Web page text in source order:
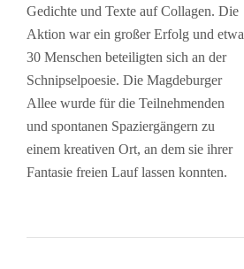
Gedichte und Texte auf Collagen. Die
Aktion war ein großer Erfolg und etwa
30 Menschen beteiligten sich an der
Schnipselpoesie. Die Magdeburger
Allee wurde für die Teilnehmenden
und spontanen Spaziergängern zu
einem kreativen Ort, an dem sie ihrer
Fantasie freien Lauf lassen konnten.